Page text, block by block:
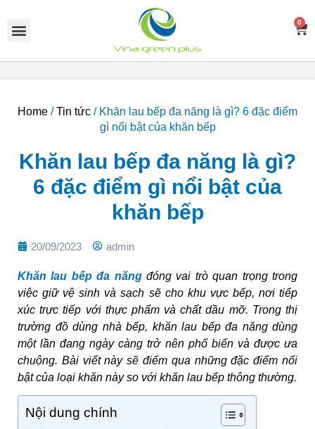
Skip
to
content
Menu 0
Home /Tin tức / Khăn lau bếp đa năng là gì? 6 đặc điểm
gì nổi bật của khăn bếp
Khăn lau bếp đa năng là gì?
6 đặc điểm gì nổi bật của
khăn bếp
20/09/2023 admin
Khăn lau bếp đa năng đóng vai trò quan trọng trong
việc giữ vệ sinh và sạch sẽ cho khu vực bếp, nơi tiếp
xúc trực tiếp với thực phẩm và chất dầu mỡ. Trong thị
trường đồ dùng nhà bếp, khăn lau bếp đa năng dùng
một lần đang ngày càng trở nên phổ biến và được ưa
chuộng. Bài viết này sẽ điểm qua những đặc điểm nổi
bật của loại khăn này so với khăn lau bếp thông thường.
Nội dung chính